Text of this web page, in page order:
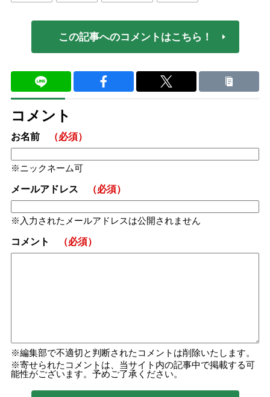
この記事へのコメントはこちら！
コメント
お名前 （必須）
ニックネーム可
メールアドレス （必須）
入力されたメールアドレスは公開されません
コメント （必須）
編集部で不適切と判断されたコメントは削除いたします。
寄せられたコメントは、当サイト内の記事中で掲載する可
能性がございます。予めご了承ください。